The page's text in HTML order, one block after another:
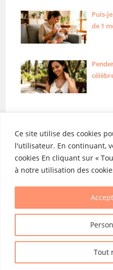
Ce site utilise des cookies
l'utilisateur. En continuant,
cookies En cliquant sur «
à notre utilisation des
Tout
Puis-
de 1
Liens utiles
Plan du site